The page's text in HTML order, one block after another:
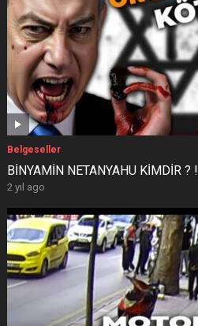
Belgeseller
BİNYAMİN NETANYAHU KİMDİR ? !
2 yıl ago